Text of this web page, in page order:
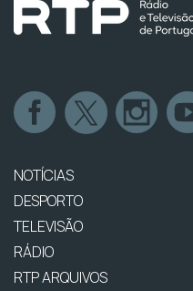
NOTÍCIAS
DESPORTO
TELEVISÃO
RÁDIO
RTP ARQUIVOS